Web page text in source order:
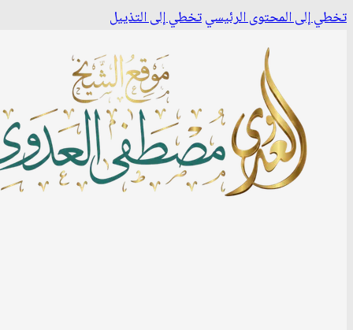
تخطي إلى المحتوى الرئيسيتخطي إلى التذييل